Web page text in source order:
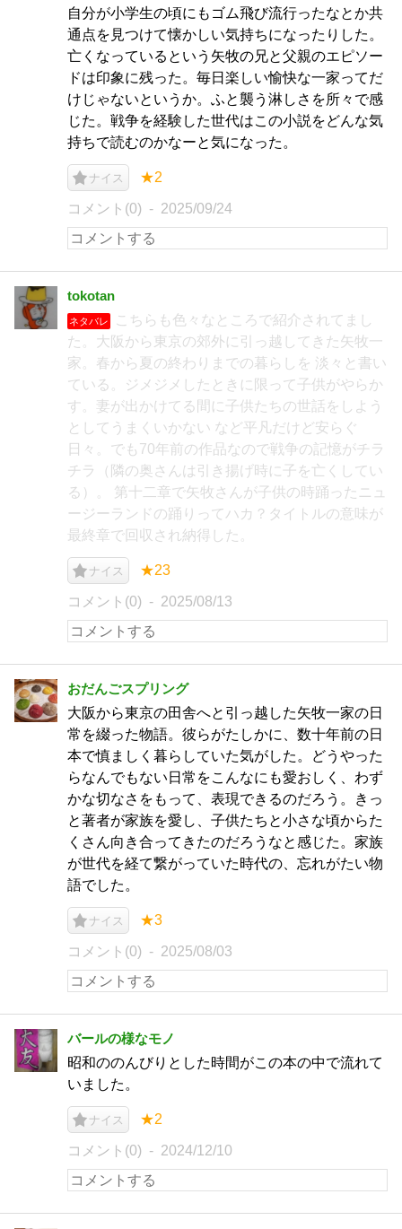
自分が小学生の頃にもゴム飛び流行ったなとか共
通点を見つけて懐かしい気持ちになったりした。
亡くなっているという矢牧の兄と父親のエピソー
ドは印象に残った。毎日楽しい愉快な一家ってだ
けじゃないというか。ふと襲う淋しさを所々で感
じた。戦争を経験した世代はこの小説をどんな気
持ちで読むのかなーと気になった。
ナイス ★2
コメント(0) 2025/09/24
tokotan
ネタバレ
こちらも色々なところで紹介されてまし
た。大阪から東京の郊外に引っ越してきた矢牧一
家。春から夏の終わりまでの暮らしを 淡々と書い
ている。ジメジメしたときに限って子供がやらか
す。妻が出かけてる間に子供たちの世話をしよう
としてうまくいかない など平凡だけど安らぐ
日々。でも70年前の作品なので戦争の記憶がチラ
チラ（隣の奥さんは引き揚げ時に子を亡くしてい
る）。 第十二章で矢牧さんが子供の時踊ったニュ
ージーランドの踊りってハカ？タイトルの意味が
最終章で回収され納得した。
ナイス ★23
コメント(0) 2025/08/13
おだんごスプリング
大阪から東京の田舎へと引っ越した矢牧一家の日
常を綴った物語。彼らがたしかに、数十年前の日
本で慎ましく暮らしていた気がした。どうやった
らなんでもない日常をこんなにも愛おしく、わず
かな切なさをもって、表現できるのだろう。きっ
と著者が家族を愛し、子供たちと小さな頃からた
くさん向き合ってきたのだろうなと感じた。家族
が世代を経て繋がっていた時代の、忘れがたい物
語でした。
ナイス ★3
コメント(0) 2025/08/03
バールの様なモノ
昭和ののんびりとした時間がこの本の中で流れて
いました。
ナイス ★2
コメント(0) 2024/12/10